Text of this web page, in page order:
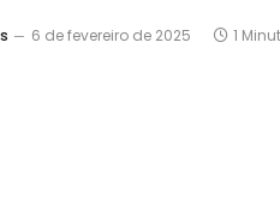
6 de fevereiro de 2025 1